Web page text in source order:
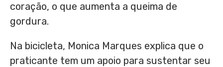
coração, o que aumenta a queima de
gordura.
Na bicicleta, Monica Marques explica que o
praticante tem um apoio para sustentar seu